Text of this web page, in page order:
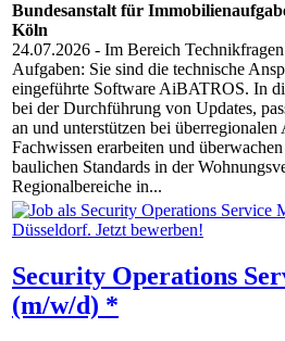
Bundesanstalt für
Köln
24.07.2026 - Im Bereich
Aufgaben: Sie sind die technische
eingeführte Software AiBATROS. In
bei der Durchführung von Updates,
an und unterstützen bei
Fachwissen erarbeiten und
baulichen Standards in der
Regionalbereiche in...
Security Operations
(m/w/d) *